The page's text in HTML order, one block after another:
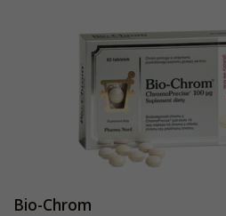
Bio-Chrom